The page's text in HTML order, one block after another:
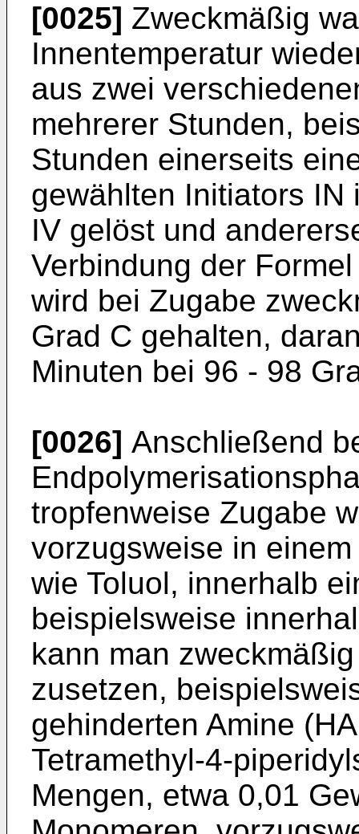
[0025] Zweckmäßig
Innentemperatur
aus zwei
mehrerer Stunden,
Stunden einerseits
gewählten Initiators IN
IV gelöst und
Verbindung der
wird bei Zugabe
Grad C gehalten,
Minuten bei 96 - 98
[0026] Anschließend
tropfenweise Zugabe
vorzugsweise in
wie Toluol, innerhalb
beispielsweise
kann man
zusetzen,
gehinderten Amine
Tetramethyl-4-
Mengen, etwa 0,01